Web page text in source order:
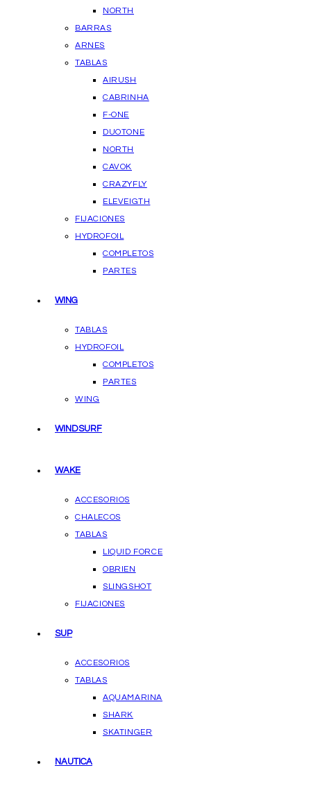
NORTH
BARRAS
ARNES
TABLAS
AIRUSH
CABRINHA
F-ONE
DUOTONE
NORTH
CAVOK
CRAZYFLY
ELEVEIGTH
FIJACIONES
HYDROFOIL
COMPLETOS
PARTES
WING
TABLAS
HYDROFOIL
COMPLETOS
PARTES
WING
WINDSURF
WAKE
ACCESORIOS
CHALECOS
TABLAS
LIQUID FORCE
OBRIEN
SLINGSHOT
FIJACIONES
SUP
ACCESORIOS
TABLAS
AQUAMARINA
SHARK
SKATINGER
NAUTICA